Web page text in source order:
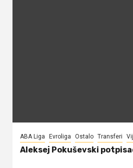
ABA Liga Evroliga Ostalo Transferi
Aleksej Pokuševski